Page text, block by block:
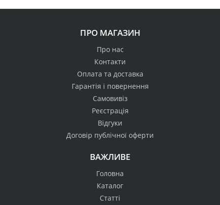
ПРО МАГАЗИН
Про нас
Контакти
Оплата та доставка
Гарантія і повернення
Самовивіз
Реєстрація
Відгуки
Договір публічної оферти
ВАЖЛИВЕ
Головна
Каталог
Статті